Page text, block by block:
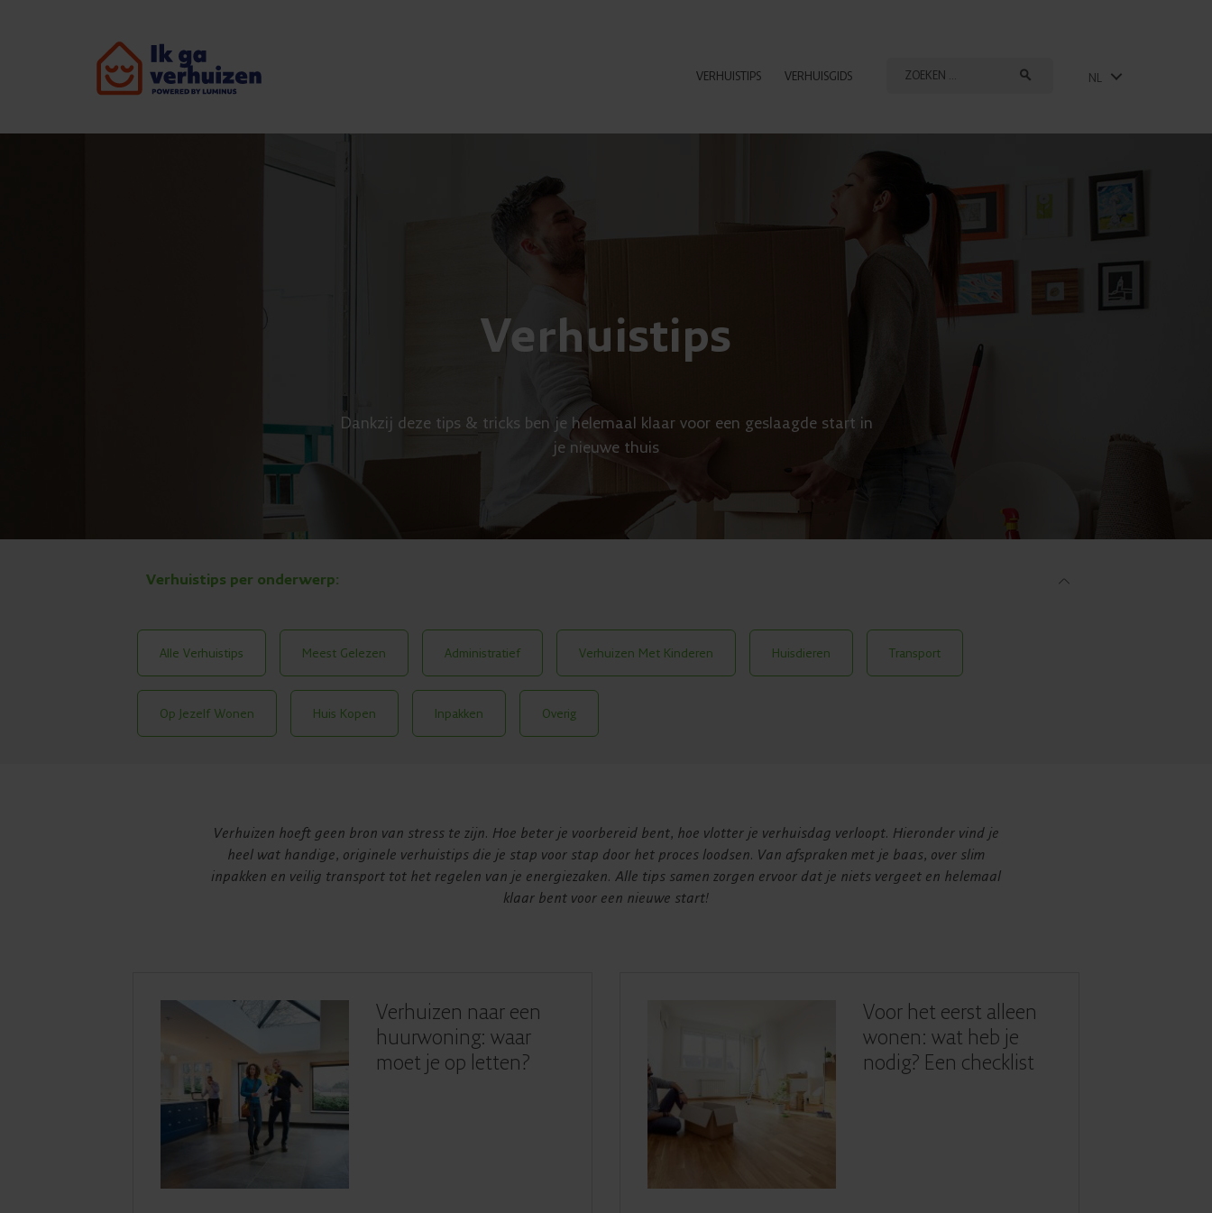
VERHUISTIPS VERHUISGIDS NL
Verhuistips
Dankzij deze tips & tricks ben je helemaal klaar voor een geslaagde start in
je nieuwe thuis
Verhuistips per onderwerp:
Alle Verhuistips Meest Gelezen Administratief Verhuizen Met Kinderen Huisdieren Transport
Op Jezelf Wonen Huis Kopen Inpakken Overig
Verhuizen hoeft geen bron van stress te zijn. Hoe beter je voorbereid bent, hoe vlotter je verhuisdag verloopt. Hieronder vind je
heel wat handige, originele verhuistips die je stap voor stap door het proces loodsen. Van afspraken met je baas, over slim
inpakken en veilig transport tot het regelen van je energiezaken. Alle tips samen zorgen ervoor dat je niets vergeet en helemaal
klaar bent voor een nieuwe start!
Verhuizen naar een
huurwoning: waar
moet je op letten?
Voor het eerst alleen
wonen: wat heb je
nodig? Een checklist